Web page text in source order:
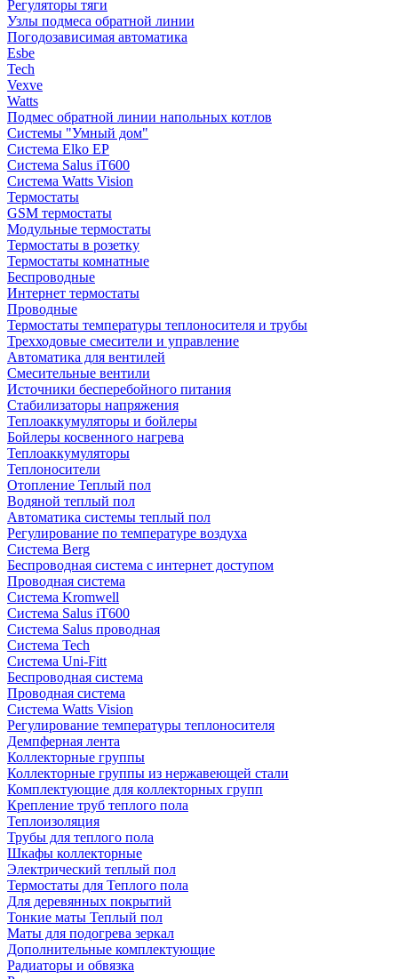
Регуляторы тяги
Узлы подмеса обратной линии
Погодозависимая автоматика
Esbe
Tech
Vexve
Watts
Подмес обратной линии напольных котлов
Системы "Умный дом"
Система Elko EP
Система Salus iT600
Система Watts Vision
Термостаты
GSM термостаты
Модульные термостаты
Термостаты в розетку
Термостаты комнатные
Беспроводные
Интернет термостаты
Проводные
Термостаты температуры теплоносителя и трубы
Трехходовые смесители и управление
Автоматика для вентилей
Смесительные вентили
Источники бесперебойного питания
Стабилизаторы напряжения
Теплоаккумуляторы и бойлеры
Бойлеры косвенного нагрева
Теплоаккумуляторы
Теплоносители
Отопление Теплый пол
Водяной теплый пол
Автоматика системы теплый пол
Регулирование по температуре воздуха
Система Berg
Беспроводная система с интернет доступом
Проводная система
Система Kromwell
Система Salus iT600
Система Salus проводная
Система Tech
Система Uni-Fitt
Беспроводная система
Проводная система
Система Watts Vision
Регулирование температуры теплоносителя
Демпферная лента
Коллекторные группы
Коллекторные группы из нержавеющей стали
Комплектующие для коллекторных групп
Крепление труб теплого пола
Теплоизоляция
Трубы для теплого пола
Шкафы коллекторные
Электрический теплый пол
Термостаты для Теплого пола
Для деревянных покрытий
Тонкие маты Теплый пол
Маты для подогрева зеркал
Дополнительные комплектующие
Радиаторы и обвязка